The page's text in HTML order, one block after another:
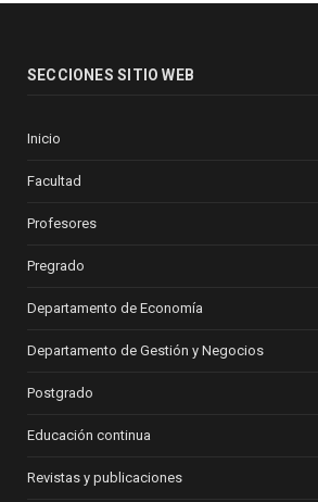
SECCIONES SITIO WEB
Inicio
Facultad
Profesores
Pregrado
Departamento de Economía
Departamento de Gestión y Negocios
Postgrado
Educación continua
Revistas y publicaciones